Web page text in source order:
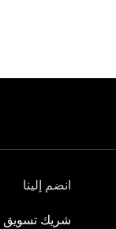
انضم إلينا
شريك تسويق